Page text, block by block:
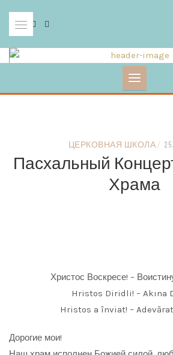
content
ЦЕРКОВНАЯ ШКОЛА /
Пасхальный
Храма
Христос Воскресе! –
Hristos Diridli! – Akına
Hristos a înviat! –
Дорогие мои!